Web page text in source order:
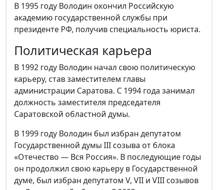
В 1995 году Володин окончил Российскую
академию государственной службы при
президенте РФ, получив специальность юриста.
Политическая карьера
В 1992 году Володин начал свою политическую
карьеру, став заместителем главы
администрации Саратова. С 1994 года занимал
должность заместителя председателя
Саратовской областной думы.
В 1999 году Володин был избран депутатом
Государственной думы III созыва от блока
«Отечество — Вся Россия». В последующие годы
он продолжил свою карьеру в Государственной
думе, был избран депутатом V, VII и VIII созывов